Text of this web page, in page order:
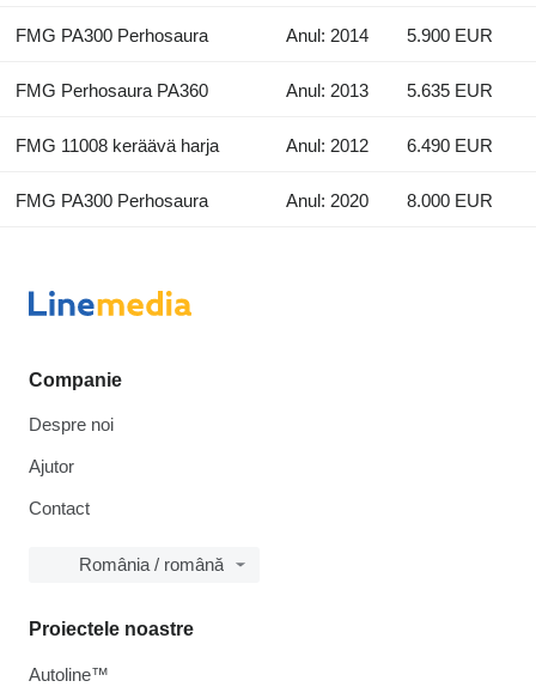
FMG PA300 Perhosaura Anul: 2014 5.900 EUR
FMG Perhosaura PA360 Anul: 2013 5.635 EUR
FMG 11008 keräävä harja Anul: 2012 6.490 EUR
FMG PA300 Perhosaura Anul: 2020 8.000 EUR
Companie
Despre noi
Ajutor
Contact
România / română
Proiectele noastre
Autoline™